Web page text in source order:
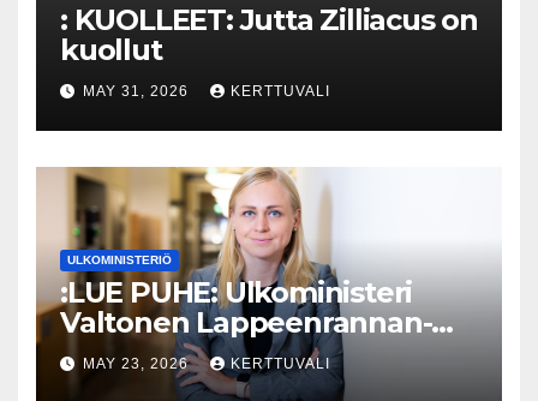
: KUOLLEET: Jutta Zilliacus on
kuollut
MAY 31, 2026 KERTTUVALI
ULKOMINISTERIÖ
:LUE PUHE: Ulkoministeri
Valtonen Lappeenrannan-
Lahden teknillisen yliopiston
kunniatohtoriksi
MAY 23, 2026 KERTTUVALI